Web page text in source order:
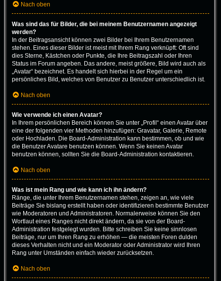
Nach oben
Was sind das für Bilder, die bei meinem Benutzernamen angezeigt
werden?
In der Beitragsansicht können zwei Bilder bei Ihrem Benutzernamen
stehen. Eines dieser Bilder ist meist mit Ihrem Rang verknüpft: Oft sind
dies Sterne, Kästchen oder Punkte, die Ihre Beitragszahl oder Ihren
Status im Forum angeben. Das andere, meist größere, Bild wird auch als
„Avatar“ bezeichnet. Es handelt sich hierbei in der Regel um ein
persönliches Bild, welches von Benutzer zu Benutzer unterschiedlich ist.
Nach oben
Wie verwende ich einen Avatar?
In Ihrem persönlichen Bereich können Sie unter „Profil“ einen Avatar über
eine der folgenden vier Methoden hinzufügen: Gravatar, Galerie, Remote
oder Hochladen. Die Board-Administration kann bestimmen, ob und wie
die Benutzer Avatare benutzen können. Wenn Sie keinen Avatar
benutzen können, sollten Sie die Board-Administration kontaktieren.
Nach oben
Was ist mein Rang und wie kann ich ihn ändern?
Ränge, die unter Ihrem Benutzernamen stehen, zeigen an, wie viele
Beiträge Sie bislang erstellt haben oder identifizieren bestimmte Benutzer
wie Moderatoren und Administratoren. Normalerweise können Sie den
Wortlaut eines Ranges nicht direkt ändern, da sie von der Board-
Administration festgelegt wurden. Bitte schreiben Sie keine sinnlosen
Beiträge, nur um Ihren Rang zu erhöhen — die meisten Foren dulden
dieses Verhalten nicht und ein Moderator oder Administrator wird Ihren
Rang unter Umständen einfach wieder zurücksetzen.
Nach oben